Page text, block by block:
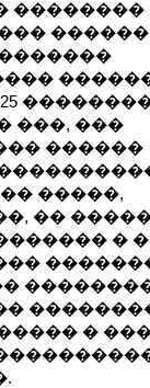
��������
25
���, ���
������
�����,
��
� �
�